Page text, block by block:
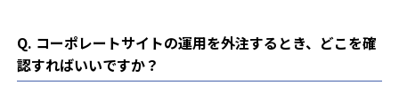
Q. コーポレートサイトの運用を外注するとき、どこを確
認すればいいですか？